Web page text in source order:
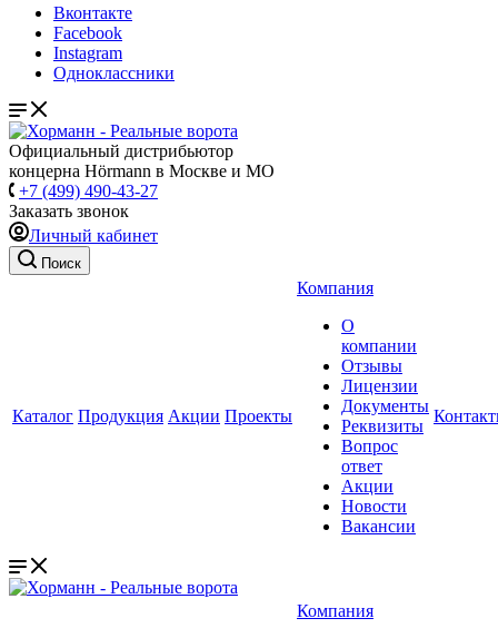
Вконтакте
Facebook
Instagram
Одноклассники
Официальный дистрибьютор
концерна Hörmann в Москве и МО
+7 (499) 490-43-27
Заказать звонок
Личный кабинет
Поиск
Каталог Продукция Акции Проекты
Компания
О
компании
Отзывы
Лицензии
Документы
Реквизиты
Вопрос
ответ
Акции
Новости
Вакансии
Компания